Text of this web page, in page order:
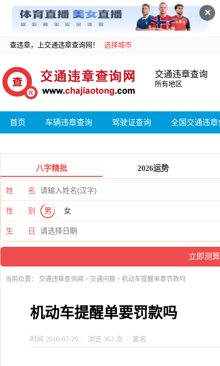
✕
查违章，上交通违章查询网！ 选择城市
交通违章查询
所有地区
首页 车辆违章查询 驾驶证查询 全国交通违
八字精批 2026运势
姓 名
性 别 男 女
生 日
当前位置： 交通违章查询网 > 交通问题 > 机动车提醒单要罚款吗
机动车提醒单要罚款吗
时间:2016-07-29 浏览 362 次 匿名